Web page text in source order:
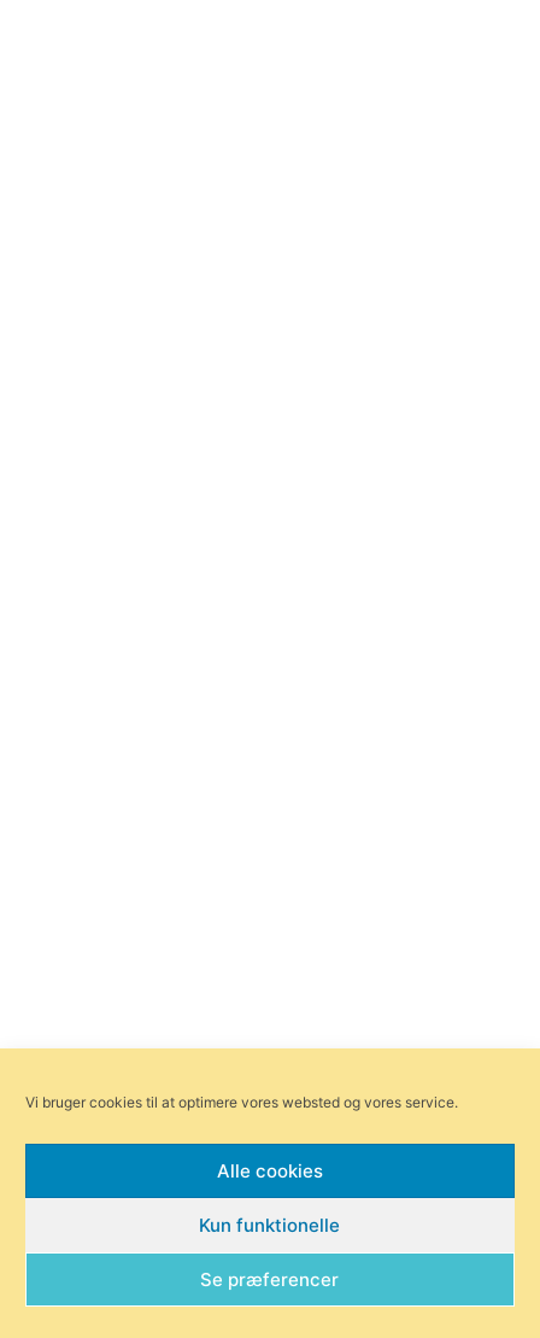
Vi bruger cookies til at optimere vores websted og vores service.
Alle cookies
Kun funktionelle
Se præferencer